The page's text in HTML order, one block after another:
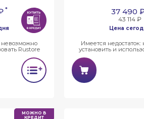
*
невозможно
Rustore
37 490
43 114 ₽
Цена
Имеется
установить и
МОЖНО В
КРЕДИТ